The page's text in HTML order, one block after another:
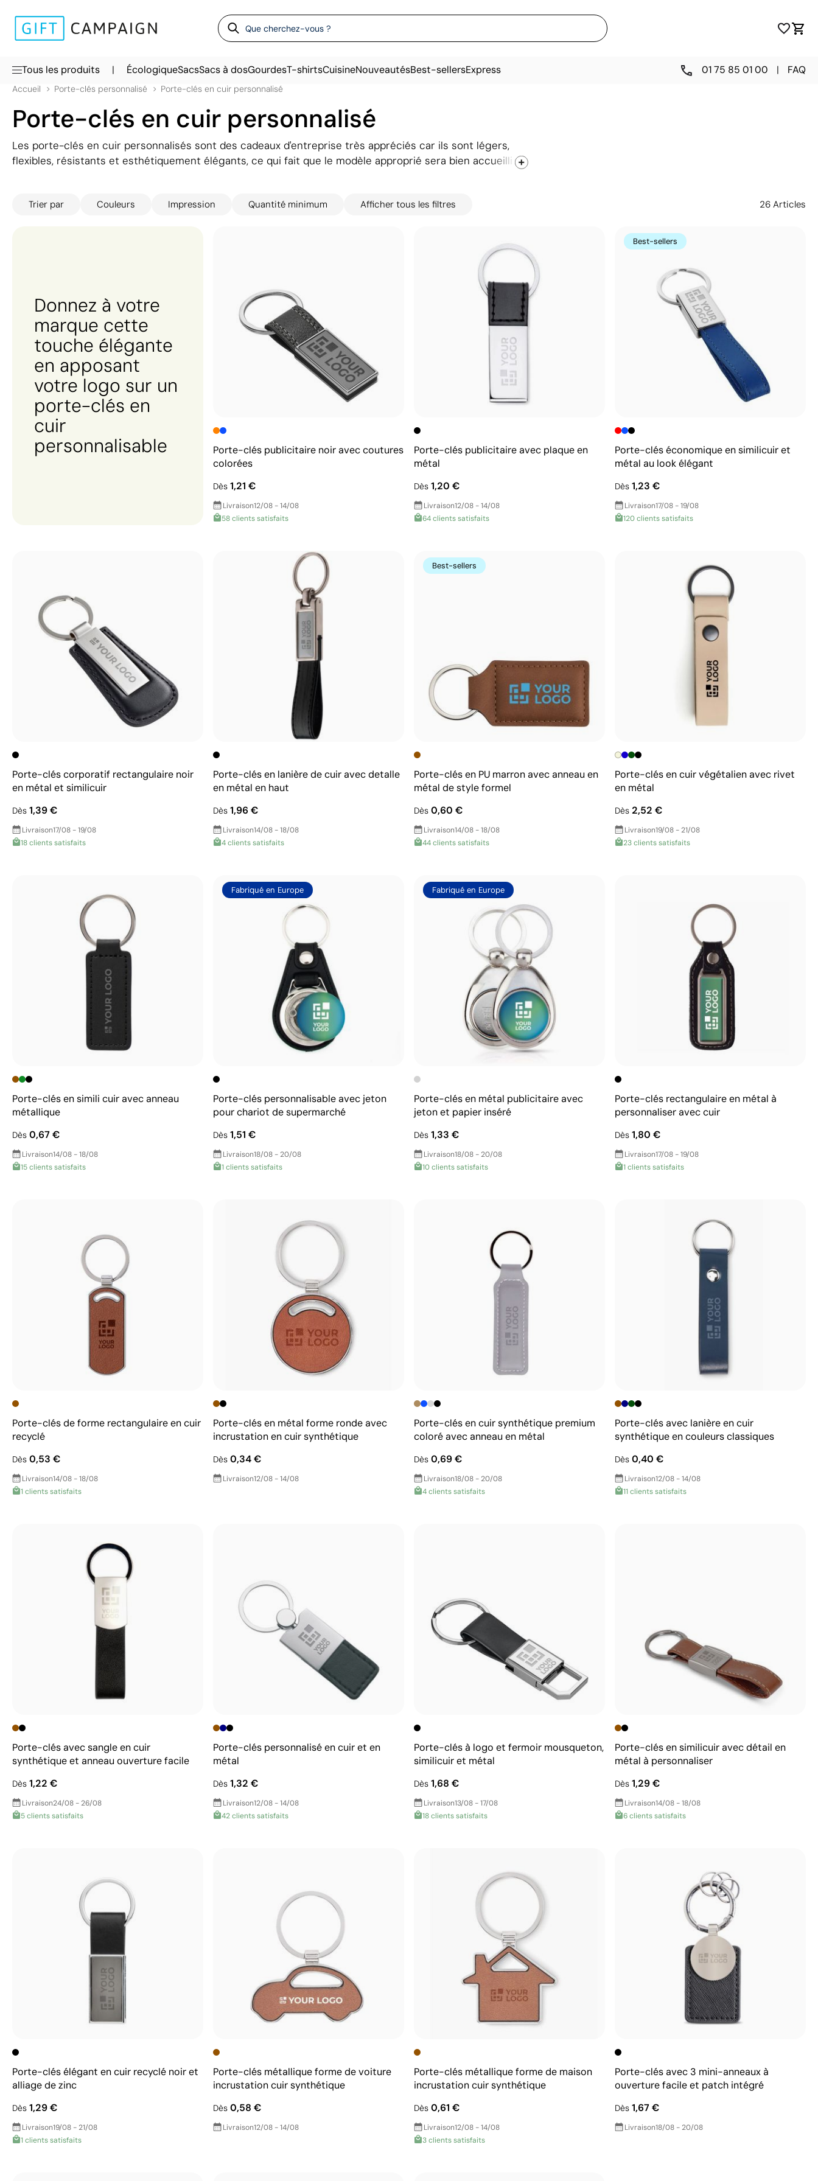
Tous les produits | ÉcologiqueSacsSacs à dosGourdesT-shirtsCuisineNouveautésBest-sellersExpress 01 75 85 01 00 | FAQ
Accueil Porte-clés personnalisé Porte-clés en cuir personnalisé
Porte-clés en cuir personnalisé
Les porte-clés en cuir personnalisés sont des cadeaux d'entreprise très appréciés car ils sont légers,
flexibles, résistants et esthétiquement élégants, ce qui fait que le modèle approprié sera bien accueilli
avec lesquelles vous allez initier une sorte de relation commerciale. Explorez notre catalogue : nous
Trier par Couleurs Impression Quantité minimum Afficher tous les filtres 26 Articles
Donnez à votre
marque cette
touche élégante
en apposant
votre logo sur un
porte-clés en
cuir
personnalisable
Porte-clés publicitaire noir avec coutures
colorées
Dès 1,21 €
Livraison12/08 - 14/08
58 clients satisfaits
Porte-clés publicitaire avec plaque en
métal
Dès 1,20 €
Livraison12/08 - 14/08
64 clients satisfaits
Best-sellers
Porte-clés économique en similicuir et
métal au look élégant
Dès 1,23 €
Livraison17/08 - 19/08
120 clients satisfaits
Porte-clés corporatif rectangulaire noir
en métal et similicuir
Dès 1,39 €
Livraison17/08 - 19/08
18 clients satisfaits
Porte-clés en lanière de cuir avec detalle
en métal en haut
Dès 1,96 €
Livraison14/08 - 18/08
4 clients satisfaits
Best-sellers
Porte-clés en PU marron avec anneau en
métal de style formel
Dès 0,60 €
Livraison14/08 - 18/08
44 clients satisfaits
Porte-clés en cuir végétalien avec rivet
en métal
Dès 2,52 €
Livraison19/08 - 21/08
23 clients satisfaits
Porte-clés en simili cuir avec anneau
métallique
Dès 0,67 €
Livraison14/08 - 18/08
15 clients satisfaits
Fabriqué en Europe
Porte-clés personnalisable avec jeton
pour chariot de supermarché
Dès 1,51 €
Livraison18/08 - 20/08
1 clients satisfaits
Fabriqué en Europe
Porte-clés en métal publicitaire avec
jeton et papier inséré
Dès 1,33 €
Livraison18/08 - 20/08
10 clients satisfaits
Porte-clés rectangulaire en métal à
personnaliser avec cuir
Dès 1,80 €
Livraison17/08 - 19/08
1 clients satisfaits
Porte-clés de forme rectangulaire en cuir
recyclé
Dès 0,53 €
Livraison14/08 - 18/08
1 clients satisfaits
Porte-clés en métal forme ronde avec
incrustation en cuir synthétique
Dès 0,34 €
Livraison12/08 - 14/08
Porte-clés en cuir synthétique premium
coloré avec anneau en métal
Dès 0,69 €
Livraison18/08 - 20/08
4 clients satisfaits
Porte-clés avec lanière en cuir
synthétique en couleurs classiques
Dès 0,40 €
Livraison12/08 - 14/08
11 clients satisfaits
Porte-clés avec sangle en cuir
synthétique et anneau ouverture facile
Dès 1,22 €
Livraison24/08 - 26/08
5 clients satisfaits
Porte-clés personnalisé en cuir et en
métal
Dès 1,32 €
Livraison12/08 - 14/08
42 clients satisfaits
Porte-clés à logo et fermoir mousqueton,
similicuir et métal
Dès 1,68 €
Livraison13/08 - 17/08
18 clients satisfaits
Porte-clés en similicuir avec détail en
métal à personnaliser
Dès 1,29 €
Livraison14/08 - 18/08
6 clients satisfaits
Porte-clés élégant en cuir recyclé noir et
alliage de zinc
Dès 1,29 €
Livraison19/08 - 21/08
1 clients satisfaits
Porte-clés métallique forme de voiture
incrustation cuir synthétique
Dès 0,58 €
Livraison12/08 - 14/08
Porte-clés métallique forme de maison
incrustation cuir synthétique
Dès 0,61 €
Livraison12/08 - 14/08
3 clients satisfaits
Porte-clés avec 3 mini-anneaux à
ouverture facile et patch intégré
Dès 1,67 €
Livraison18/08 - 20/08